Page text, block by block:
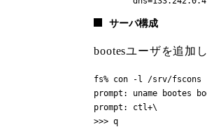
サーバ構成
bootesユーザを追加し
fs% con -l /srv/fscons
prompt: uname bootes
prompt: ctl+\
>>> q